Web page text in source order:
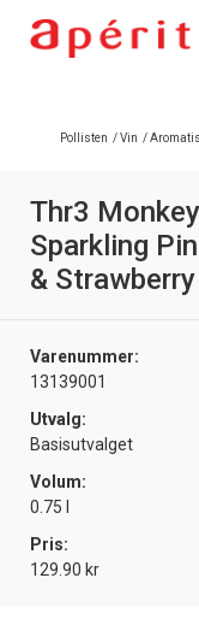
Pollisten /Vin /
Thr3
Sparkling
& Strawberry
Varenummer:
13139001
Utvalg:
Basisutvalget
Volum:
0.75 l
Pris:
129.90 kr